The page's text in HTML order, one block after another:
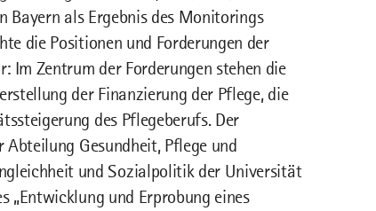
als Ergebnis des Monitorings
die Positionen und Forderungen der
Im Zentrum der Forderungen stehen die
der Finanzierung der Pflege, die
des Pflegeberufs. Der
Gesundheit, Pflege und
und Sozialpolitik der Universität
„Entwicklung und Erprobung eines